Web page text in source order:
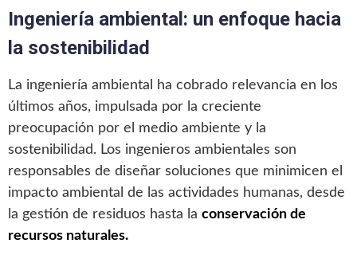
Ingeniería ambiental: un enfoque hacia
la sostenibilidad
La ingeniería ambiental ha cobrado relevancia en los
últimos años, impulsada por la creciente
preocupación por el medio ambiente y la
sostenibilidad. Los ingenieros ambientales son
responsables de diseñar soluciones que minimicen el
impacto ambiental de las actividades humanas, desde
la gestión de residuos hasta la conservación de
recursos naturales.